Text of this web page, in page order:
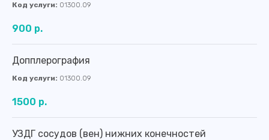
Код услуги: 01300.09
900 р.
Допплерография
Код услуги: 01300.09
1500 р.
УЗДГ сосудов (вен) нижних конечностей